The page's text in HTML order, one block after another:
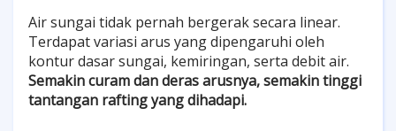
Air sungai tidak pernah bergerak secara linear.
Terdapat variasi arus yang dipengaruhi oleh
kontur dasar sungai, kemiringan, serta debit air.
Semakin curam dan deras arusnya, semakin tinggi
tantangan rafting yang dihadapi.